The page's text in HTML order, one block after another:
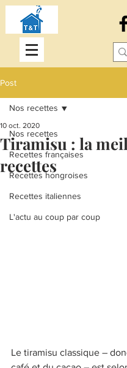
Post
Nos recettes
Recettes françaises
Recettes hongroises
Recettes italiennes
L'actu au coup par coup
Nos recettes
Tiramisu : la
recettes
10 oct. 2020
Le tiramisu classique –